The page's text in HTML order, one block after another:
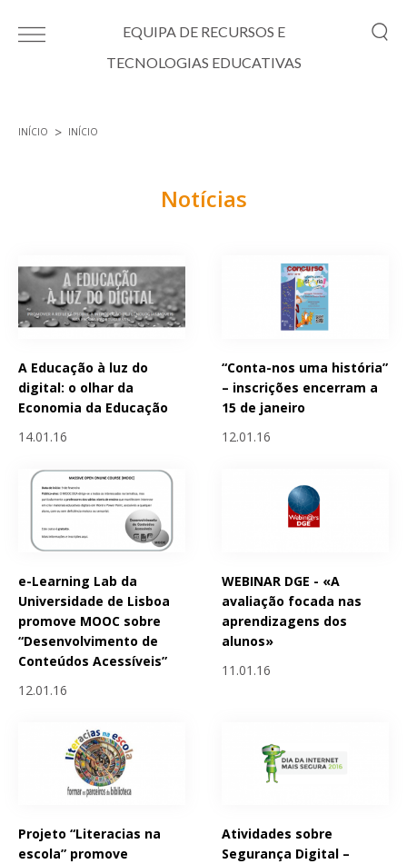
EQUIPA DE RECURSOS E
TECNOLOGIAS EDUCATIVAS
INÍCIO INÍCIO
Notícias
A Educação à luz do
digital: o olhar da
Economia da Educação
14.01.16
“Conta-nos uma história”
– inscrições encerram a
15 de janeiro
12.01.16
e-Learning Lab da
Universidade de Lisboa
promove MOOC sobre
“Desenvolvimento de
Conteúdos Acessíveis”
12.01.16
WEBINAR DGE - «A
avaliação focada nas
aprendizagens dos
alunos»
11.01.16
Projeto “Literacias na
escola” promove
Atividades sobre
Segurança Digital –
Páginas